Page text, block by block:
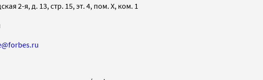
2-я, д. 13, стр. 15, эт. 4, пом. X, ком. 1